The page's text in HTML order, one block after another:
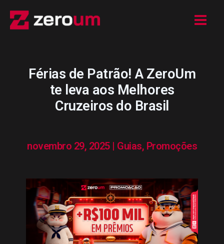
para
Férias de Patrão! A ZeroUm
te leva aos Melhores
Cruzeiros do Brasil
novembro 29, 2025 | Guias, Promoções